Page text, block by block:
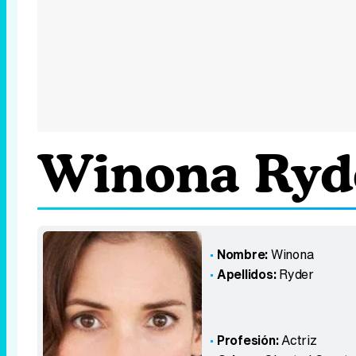
Winona
Nombre:Winona
Apellidos:Ryder
Profesión:Actriz